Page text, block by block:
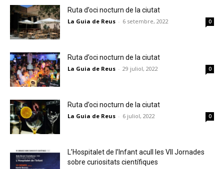
Ruta d’oci nocturn de la ciutat
La Guia de Reus - 6 setembre, 2022 0
Ruta d’oci nocturn de la ciutat
La Guia de Reus - 29 juliol, 2022 0
Ruta d’oci nocturn de la ciutat
La Guia de Reus - 6 juliol, 2022 0
L’Hospitalet de l’Infant acull les VII Jornades
sobre curiositats científiques